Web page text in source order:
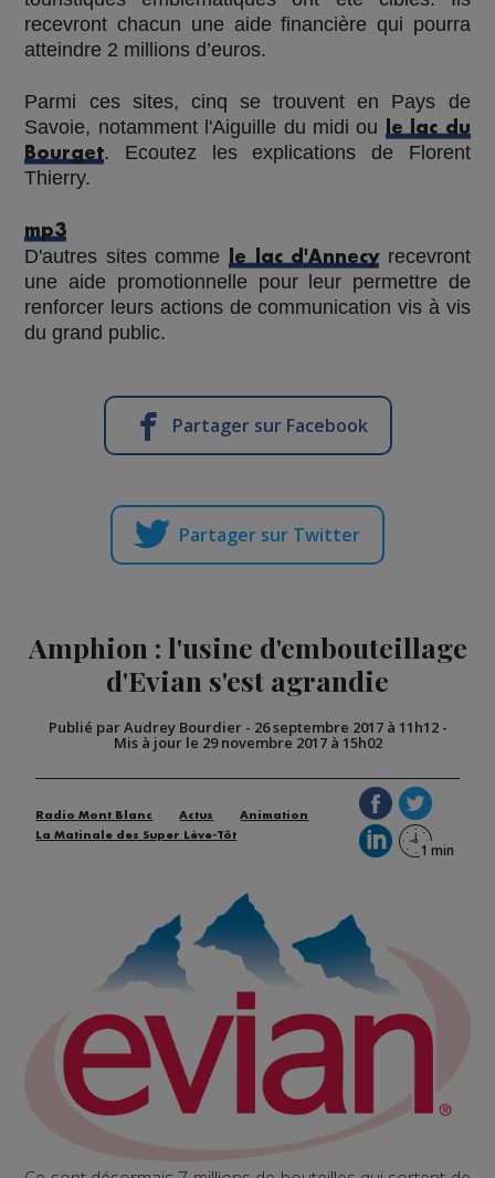
recevront chacun une aide financière qui pourra
atteindre 2 millions d’euros.
Parmi ces sites, cinq se trouvent en Pays de
Savoie, notamment l'Aiguille du midi ou
le lac du
Bourget. Ecoutez l es explications de Florent
Thierry.
mp3
D'autres sites comme le lac d'Annecyrecevront
une aide promotionnelle pour leur permettre de
renforcer leurs actions de communicationvis à vis
du grand public.
Partager sur Facebook
Partager sur Twitter
Amphion : l'usine d'embouteillage
d'Evian s'est agrandie
Publié par Audrey Bourdier- 26 septembre 2017 à 11h12-
Mis à jour le 29 novembre 2017 à 15h02
Radio Mont Blanc Actus
Animation
La Matinale des Super Lève-Tôt